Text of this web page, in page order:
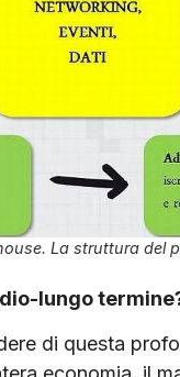
La struttura del
lungo
di questa